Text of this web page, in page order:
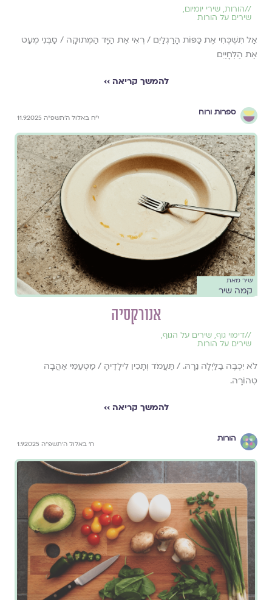
//הורות, שירי יומיום,
שירים על הורות
אַל תִּשְׁכְּחִי אֶת כַּפּוֹת הָרַגְלַיִם / רְאִי אֶת הַיָּד הַמְּתוּקָה / סַבְּנִי מְעַט
אֶת הַלְּחָיַיִם
להמשך קריאה ››
ספרות ורוח
י״ח באלול ה׳תשפ״ה 11.9.2025
שיר מאת
קמה שיר
אנורקסיה
//דימוי גוף, שירים על הגוף,
שירים על הורות
לֹא יִכְבֶּה בַלַּיְלָה נֵרָהּ. / תַּעֲמֹד וְתָכִין לִילָדֶיהָ / מַטְעַמֵּי אַהֲבָה
טְהוֹרָה.
להמשך קריאה ››
הורות
ח׳ באלול ה׳תשפ״ה 1.9.2025